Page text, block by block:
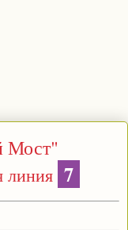
Мост"
линия 7